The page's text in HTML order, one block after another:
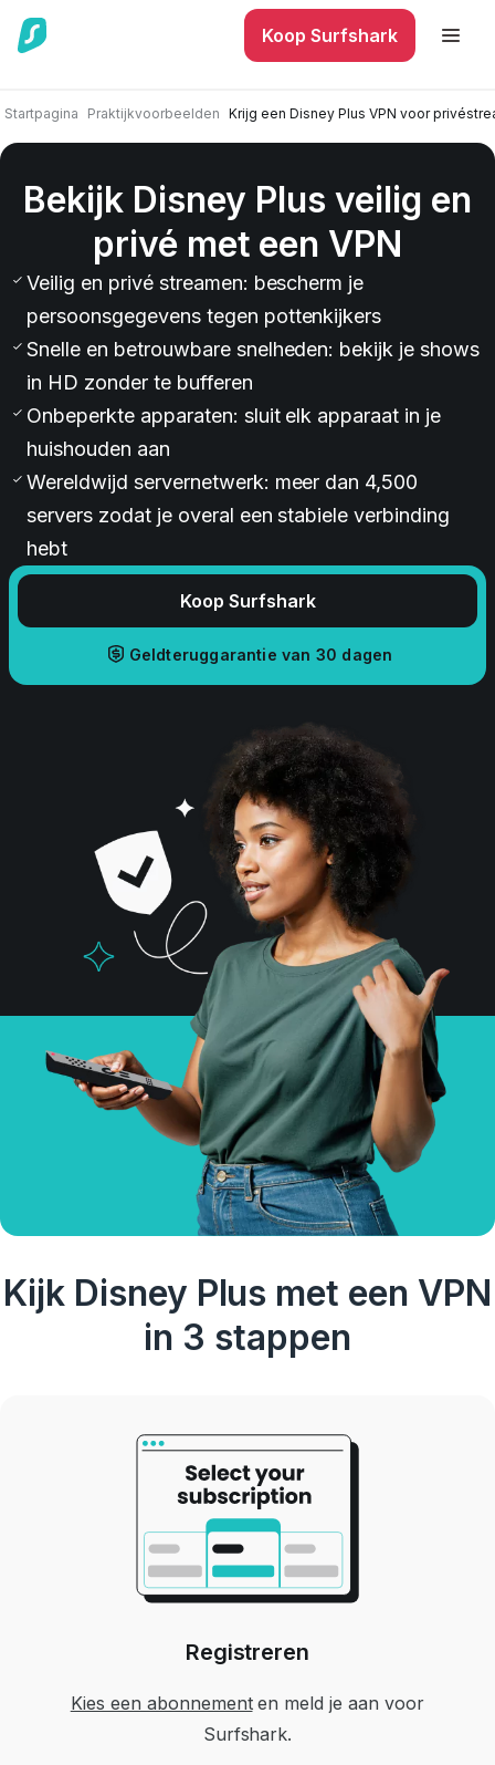
Koop Surfshark
Startpagina Praktijkvoorbeelden Krijg een Disney Plus VPN voor
Bekijk Disney Plus veilig en
privé met een VPN
Veilig en privé streamen: bescherm je
persoonsgegevens tegen pottenkijkers
Snelle en betrouwbare snelheden: bekijk je shows
in HD zonder te bufferen
Onbeperkte apparaten: sluit elk apparaat in je
huishouden aan
Wereldwijd servernetwerk: meer dan 4,500
servers zodat je overal een stabiele verbinding
hebt
Koop Surfshark
Geldteruggarantie van 30 dagen
Kijk Disney Plus met een VPN
in 3 stappen
Registreren
Kies een abonnementen meld je aan voor
Surfshark.